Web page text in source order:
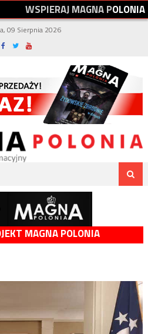
WSPIERAJMAGNAPOLONIA
09 Sierpnia 2026
MAGNA POLONIA